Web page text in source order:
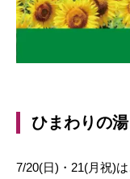
ひまわりの湯
7/20(日)・21(月祝)